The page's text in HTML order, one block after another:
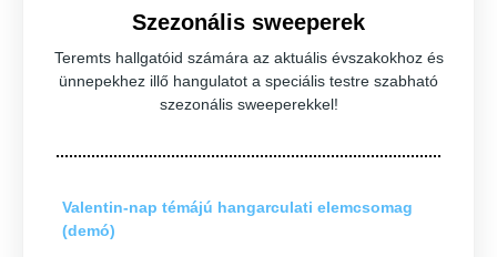
Szezonális sweeperek
Teremts hallgatóid számára az aktuális évszakokhoz és
ünnepekhez illő hangulatot a speciális testre szabható
szezonális sweeperekkel!
Valentin-nap témájú hangarculati elemcsomag
(demó)